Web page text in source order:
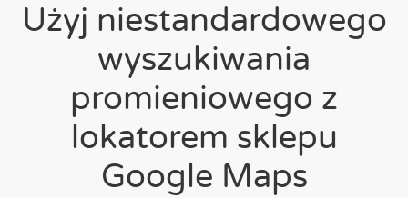
Użyj niestandardowego
wyszukiwania
promieniowego z
lokatorem sklepu
Google Maps